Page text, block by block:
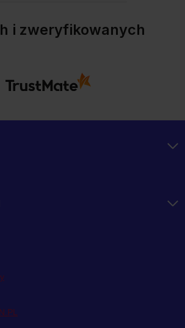
i zweryfikowanych